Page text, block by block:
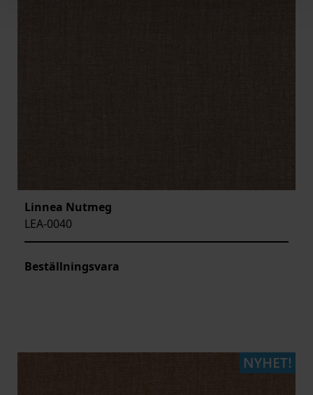
Linnea Nutmeg
LEA-0040
Beställningsvara